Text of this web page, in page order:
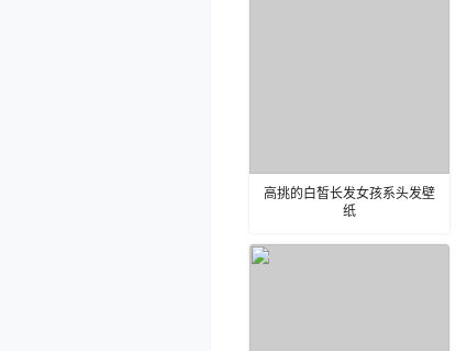
高挑的白皙长发女孩系头发壁
纸